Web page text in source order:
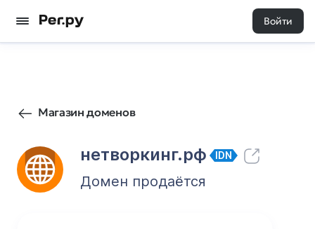
Войти
Магазин доменов
нетворкинг.рф IDN
184 0
Домен продаётся